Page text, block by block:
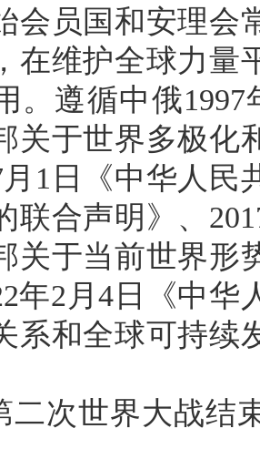
会员国和安理会
在维护全球力量
。遵循中俄
关于世界多极化
月1日《中华人
联合声明》、
关于当前世界形
年2月4日《中
系和全球可持续
二次世界大战结